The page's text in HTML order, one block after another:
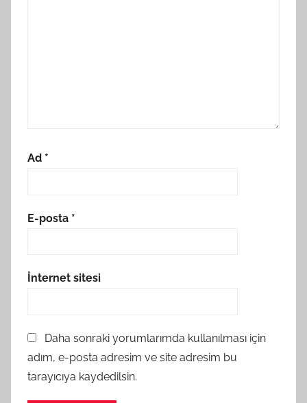
Ad *
E-posta *
İnternet sitesi
Daha sonraki yorumlarımda kullanılması için
adım, e-posta adresim ve site adresim bu
tarayıcıya kaydedilsin.